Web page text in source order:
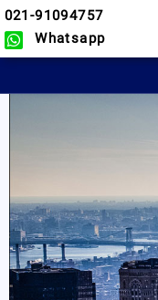
021-91094757
Whatsapp